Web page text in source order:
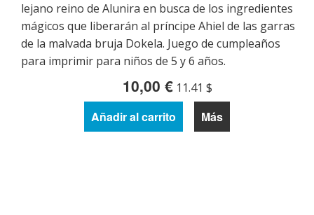
lejano reino de Alunira en busca de los ingredientes
mágicos que liberarán al príncipe Ahiel de las garras
de la malvada bruja Dokela. Juego de cumpleaños
para imprimir para niños de 5 y 6 años.
10,00 € 11.41 $
Añadir al carrito Más